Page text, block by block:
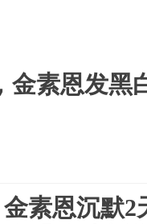
金素恩发黑
金素恩沉默2